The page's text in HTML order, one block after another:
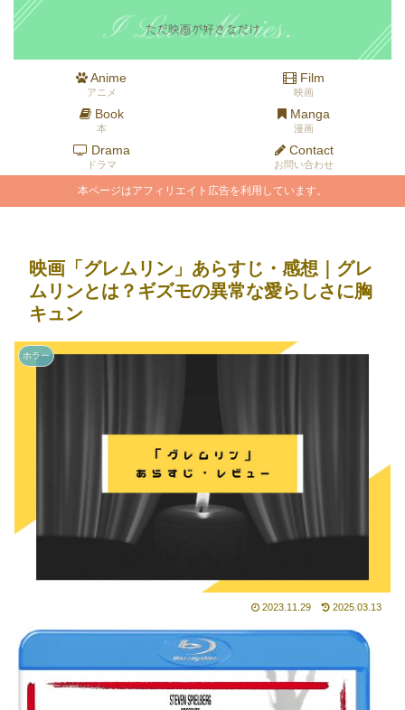
Anime
アニメ
Film
映画
Book
本
Manga
漫画
Drama
ドラマ
Contact
お問い合わせ
本ページはアフィリエイト広告を利用しています。
映画「グレムリン」あらすじ・感想｜グレ
ムリンとは？ギズモの異常な愛らしさに胸
キュン
ホラー
2023.11.29 2025.03.13